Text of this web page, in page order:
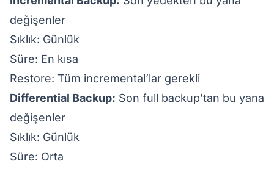
değişenler
Sıklık: Günlük
Süre: En kısa
Restore: Tüm incremental’lar gerekli
Differential Backup: Son full backup’tan bu yana
değişenler
Sıklık: Günlük
Süre: Orta